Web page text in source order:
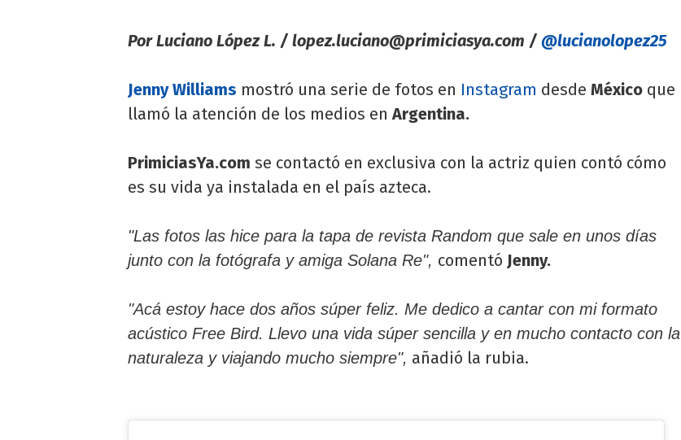
Por Luciano López L. / lopez.luciano@primiciasya.com / @lucianolopez25
Jenny Williams mostró una serie de fotos en Instagram desde México que
llamó la atención de los medios enArgentina.
PrimiciasYa.com se contactó en exclusiva con la actriz quien contó cómo
es su vida ya instalada en el país azteca.
"Las fotos las hice para la tapa de revista Random que sale en unos días
junto con la fotógrafa y amiga Solana Re", comentó Jenny.
"Acá estoy hace dos años súper feliz. Me dedico a cantar con mi formato
acústico Free Bird. Llevo una vida súper sencilla y en mucho contacto con la
naturaleza y viajando mucho siempre", añadió la rubia.